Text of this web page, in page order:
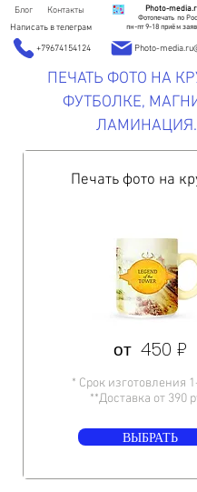
Блог
Контакты
Написать в телеграм
Photo-
Фотопечать по
пн-пт 9-18 приём
+79674154124 Photo-
ПЕЧАТЬ ФОТО НА
ФУТБОЛКЕ,
ЛАМИНАЦИЯ.
Печать фото на
от 450 ₽
* Срок изготовления
**Доставка от 390
ВЫБРАТЬ